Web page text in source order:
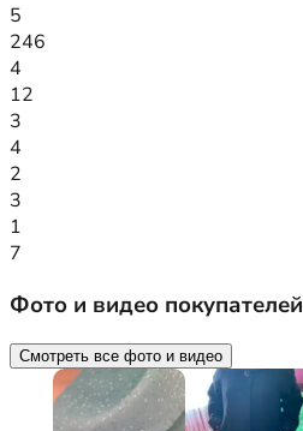
5
246
4
12
3
4
2
3
1
7
Фото и видео покупателей
Смотреть все фото и видео